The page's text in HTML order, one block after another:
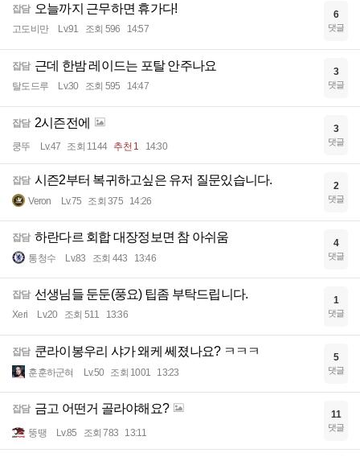
잡담 오늘까지 근무하면 휴가다!
고도비만 Lv.91 조회 596 14:57
6
댓글
잡담 근데 한밤 레이드는 포탈 안주나요
탈도드루 Lv.30 조회 595 14:47
3
댓글
잡담 2시즌전에
쿵뚜 Lv.47 조회 1144 추천 1 14:30
3
댓글
잡담 시즌2부터 복귀하고싶은 유저 질문있습니다.
Veron Lv.75 조회 375 14:26
2
댓글
잡담 하란다르 회합 대장정보면 참 아쉬움
통청수 Lv.83 조회 443 13:46
4
댓글
잡담 선생님들 둔둔(풍요) 팁좀 부탁드립니다.
Xeri Lv.20 조회 511 13:36
1
댓글
잡담 쿤라이봉우리 샤가 왜케 쎄졌나요? ㅋㅋㅋ
훈훈하군혀 Lv.50 조회 1001 13:23
5
댓글
잡담 금고 어떤거 골라야해요?
뚱땡 Lv.85 조회 783 13:11
11
댓글